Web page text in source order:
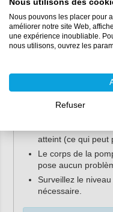
moitié du voyant.
Vérifiez que le
l'anneau en
Raccordez la
Mettez la pompe
situé à l'arrière.
La pompe émet
atteint (ce qui peut
Le corps de la
pose aucun
Surveillez le
nécessaire.
Nous utilisons des
Nous pouvons les placer pour
améliorer notre site Web,
une expérience inoubliable.
nous utilisons, ouvrez les
Refuser